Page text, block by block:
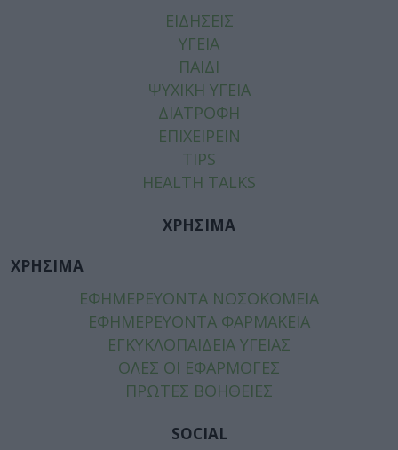
ΕΙΔΗΣΕΙΣ
ΥΓΕΙΑ
ΠΑΙΔΙ
ΨΥΧΙΚΗ ΥΓΕΙΑ
ΔΙΑΤΡΟΦΗ
ΕΠΙΧΕΙΡΕΙΝ
TIPS
HEALTH TALKS
ΧΡΗΣΙΜΑ
ΧΡΗΣΙΜΑ
ΕΦΗΜΕΡΕΥΟΝΤΑ ΝΟΣΟΚΟΜΕΙΑ
ΕΦΗΜΕΡΕΥΟΝΤΑ ΦΑΡΜΑΚΕΙΑ
ΕΓΚΥΚΛΟΠΑΙΔΕΙΑ ΥΓΕΙΑΣ
ΟΛΕΣ ΟΙ ΕΦΑΡΜΟΓΕΣ
ΠΡΩΤΕΣ ΒΟΗΘΕΙΕΣ
SOCIAL